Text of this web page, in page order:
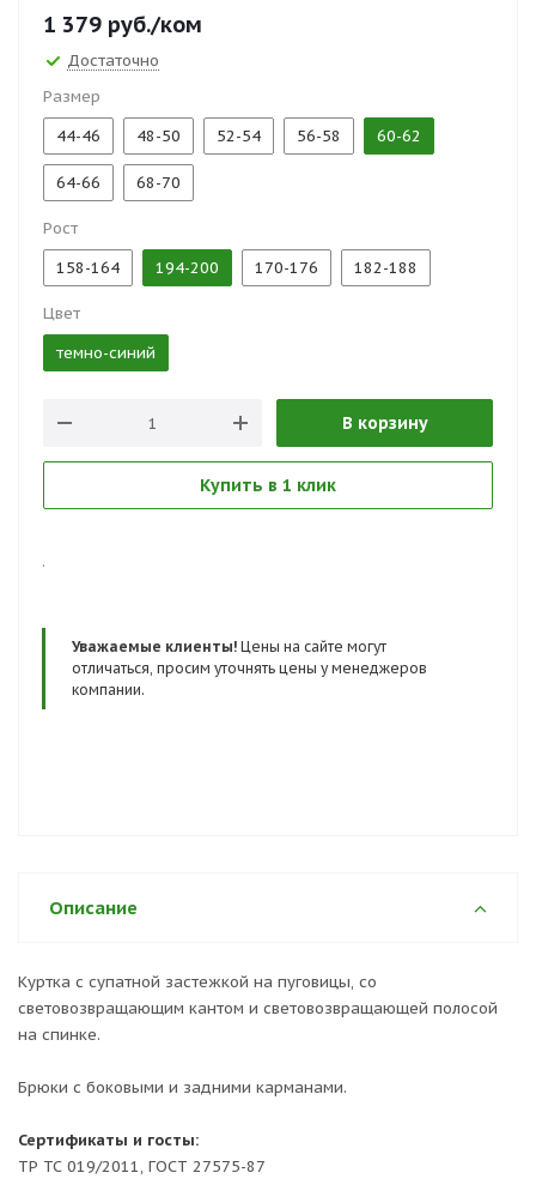
ТР ТС 019/2011, ГОСТ 27575-87
1 379 руб./ком
Достаточно
Размер
44-46
48-50 52-54 56-58 60-62
64-66 68-70
Рост
158-164
194-200 170-176 182-188
Цвет
темно-синий
В корзину
Купить в 1 клик
.
Уважаемые клиенты! Цены на сайте могут
отличаться, просим уточнять цены у менеджеров
компании.
Описание
Куртка с супатной застежкой на пуговицы, со
световозвращающим кантом и световозвращающей полосой
на спинке.
Брюки с боковыми и задними карманами.
Сертификаты и госты:
ТР ТС 019/2011, ГОСТ 27575-87